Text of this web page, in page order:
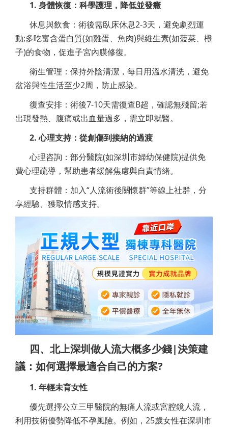
1. 身體恢復：科學護理，降低並發癥
休息與飲食：術後需臥床休息2-3天，避免劇烈運
動;多吃富含蛋白質(如雞蛋、魚肉)與維生素(如菠菜、橙
子)的食物，促進子宮內膜修復。
衛生管理：保持外陰清潔，每日用溫水清洗，避免
盆浴與性生活至少2周，防止感染。
復查安排：術後7-10天需復查B超，確認無殘留;若
出現發熱、腹痛或出血量過多，需立即就醫。
2. 心理支持：從創傷到接納的過渡
心理咨詢：部分醫院(如深圳市婦幼保健院)提供免
費心理疏導，幫助患者緩解焦慮與自責情緒。
支持群體：加入“人流術後關懷群”等線上社群，分
享經驗、獲取情感支持。
四、北上深圳做人流大概多少錢|決策建
議：如何選擇最適合自己的方案?
1. 年輕未育女性
優先選擇公立三甲醫院的無痛人流或宮腔鏡人流，
利用技術優勢降低不孕風險。例如，25歲女性在深圳市